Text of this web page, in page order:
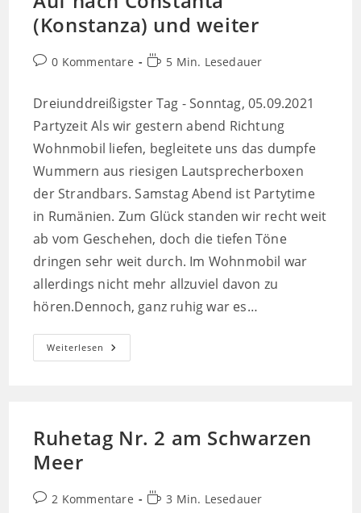
(Konstanza) und weiter
Beitrags-
0 Kommentare Lesedauer:
5 Min. Lesedauer
Dreiunddreißigster Tag - Sonntag, 05.09.2021
Partyzeit Als wir gestern abend Richtung
Wohnmobil liefen, begleitete uns das dumpfe
Wummern aus riesigen Lautsprecherboxen
der Strandbars. Samstag Abend ist Partytime
in Rumänien. Zum Glück standen wir recht weit
ab vom Geschehen, doch die tiefen Töne
dringen sehr weit durch. Im Wohnmobil war
allerdings nicht mehr allzuviel davon zu
hören.Dennoch, ganz ruhig war es…
Weiterlesen Auf
Nach
Ruhetag Nr. 2 am Schwarzen
Meer
Beitrags-
2 Kommentare Lesedauer:
3 Min. Lesedauer